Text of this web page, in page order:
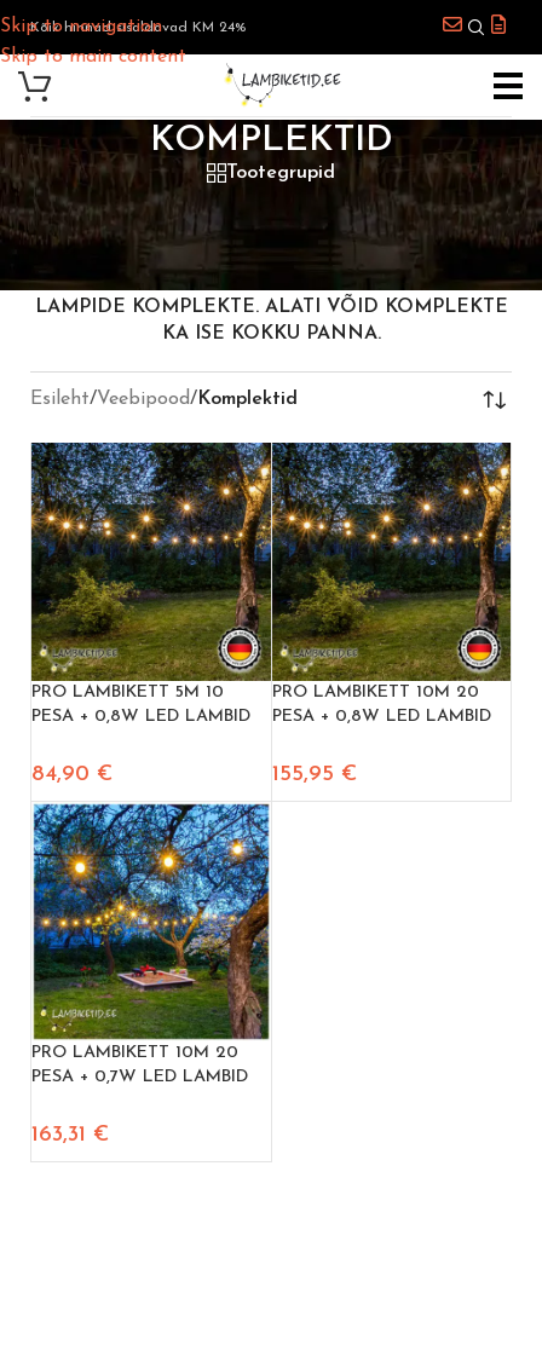
Skip to navigation
Skip to main content
Kõik hinnad sisaldavad KM 24%
KOMPLEKTID
Tootegrupid
SIIT LEIAD ERINEVAID VALGUSKETTIDE JA
LAMPIDE KOMPLEKTE. ALATI VÕID KOMPLEKTE
KA ISE KOKKU PANNA.
Esileht/Veebipood/Komplektid
PRO LAMBIKETT 5M 10
PESA + 0,8W LED LAMBID
84,90 €
PRO LAMBIKETT 10M 20
PESA + 0,8W LED LAMBID
155,95 €
PRO LAMBIKETT 10M 20
PESA + 0,7W LED LAMBID
163,31 €